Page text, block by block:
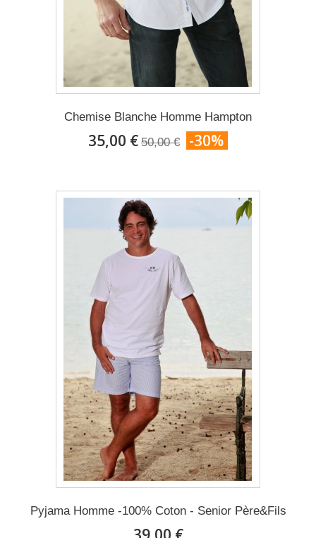
Chemise Blanche Homme Hampton
35,00 € 50,00 € -30%
Pyjama Homme -100% Coton - Senior Père&Fils